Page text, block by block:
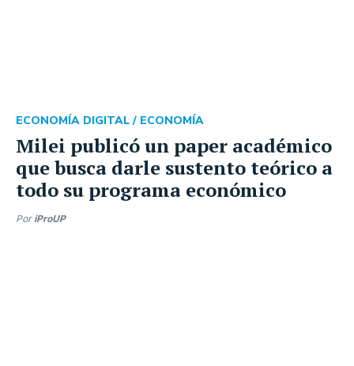
Milei publicó un paper académico
que busca darle sustento teórico a
todo su programa económico
ECONOMÍA DIGITAL / ECONOMÍA
Por iProUP